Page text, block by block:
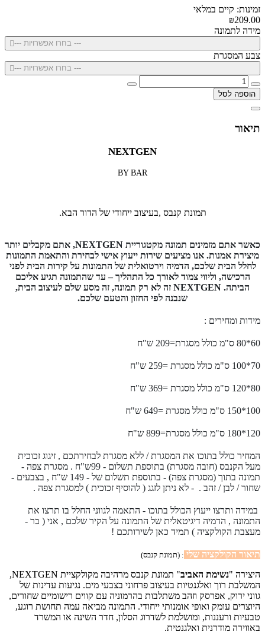
זמינות: קיים במלאי
₪209.00
מידה לתמונה
--- בחרו אפשרויות ---
צבע המסגרת
--- בחרו אפשרויות ---
הוספה לסל
תיאור
NEXTGEN
BY BAR
תמונת קנבס ,בעיצוב ייחודי של הדור הבא.
כאשר אתם מזמינים תמונה מקטגוריית NEXTGEN, אתם מקבלים יותר
מיצירת אמנות. אנו מציעים שירות ייעוץ אישי לבחירת והתאמת התמונות
לחלל הבית שלכם, הדמיה וירטואלית של התמונות על קירות הבית לפני
הרכישה, וליווי צמוד לאורך כל התהליך – עד שהתמונה תגיע אליכם
הביתה. NEXTGEN זה לא רק תמונה, זה מסע שלם לעיצוב הבית,
שנבנה לפי החזון והטעם שלכם.
מידות ומחירים :
60*80 ס"מ כולל מסגרת=209 ש"ח
70*100 ס"מ כולל מסגרת =259 ש"ח
80*120 ס"מ כולל מסגרת =369 ש"ח
100*150 ס"מ כולל מסגרת =649 ש"ח
120*180 ס"מ כולל מסגרת=899 ש"ח
המחיר כולל בתוכו את המסגרת / ללא מסגרת לבחירתכם , זיגוג זכוכית
מעל הקנבס (חובה מסגרת) בתוספת תשלום - 99ש"ח .
מסגרת צפה -
תמונה בתוך (מסגרת צפה) - בתוספת תשלום של - 149 ש"ח , בצבעים -
שחור / לבן / זהב . - לא ניתן לזגג ( להוסיף זכוכית ) למסגרת צפה .
במידה ותרצו ייעוץ הכולל בתוכו - התאמה לגווני החלל בו תרצו את
התמונה , הדמיה דיגיטאלית של התמונה על הקיר שלכם , אני ( בר -
מעצבת הקולקציה ) תמיד כאן לשירותכם !
תיאור הקולקציה שלי : (תמונת קנבס)
היצירה "נשימת האביב
" תמונת קנבס מרהיבה מקולקציית NEXTGEN,
המשלבת רוך ואלגנטיות בעיצוב פרחוני בצבעי מים. נגיעות עדינות של
גווני ירוק, אפרסק וזהב משתלבות בהרמוניה עם קווים רישומיים שחורים,
היוצרים עומק ואופי אומנותי ייחודי. התמונה מביאה עמה תחושת רוגע,
טבעיות ורעננות, ומושלמת לשדרוג הסלון, חדר השינה או המשרד
באווירה מודרנית ואלגנטית.